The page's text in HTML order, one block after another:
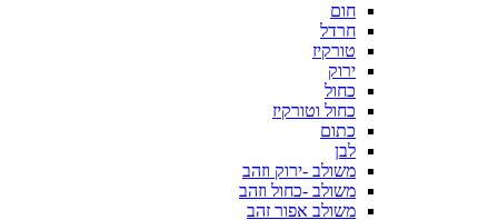
חום
חרדל
טורקיז
ירוק
כחול
כחול וטורקיז
כתום
לבן
משולב -ירוק וזהב
משולב -כחול וזהב
משולב אפור זהב